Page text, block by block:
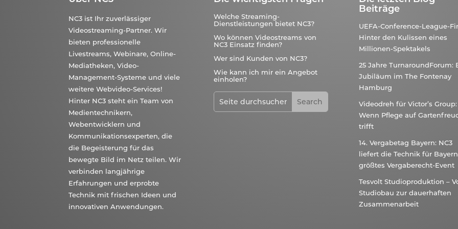
NC3 ist Ihr zuverlässiger
Videostreaming-Partner. Wir
bieten professionelle
Livestreams, Webinare, Online-
Mediatheken, Video-
Management-Systeme und viele
weitere Webvideo-Services!
Hinter NC3 steht ein Team von
Medientechnikern,
Webentwicklern und
Kommunikationsexperten, die
die Begeisterung für das
bewegte Bild im Netz teilen. Wir
verbinden langjährige
Erfahrungen und erprobte
Technik mit frischen Ideen und
innovativen Anwendungen.
Welche Streaming-
Dienstleistungen bietet NC3?
Wo können Videostreams von
NC3 Einsatz finden?
Wer sind Kunden von NC3?
Wie kann ich mir ein Angebot
einholen?
Beiträge
UEFA-Conference-League-
Hinter den Kulissen eines
Millionen-Spektakels
25 Jahre TurnaroundForum:
Jubiläum im The Fontenay
Hamburg
Videodreh für Victor’s Group:
Wenn Pflege auf
trifft
14. Vergabetag Bayern: NC3
liefert die Technik für
größtes Vergaberecht-Event
Tesvolt Studioproduktion –
Studiobau zur dauerhaften
Zusammenarbeit